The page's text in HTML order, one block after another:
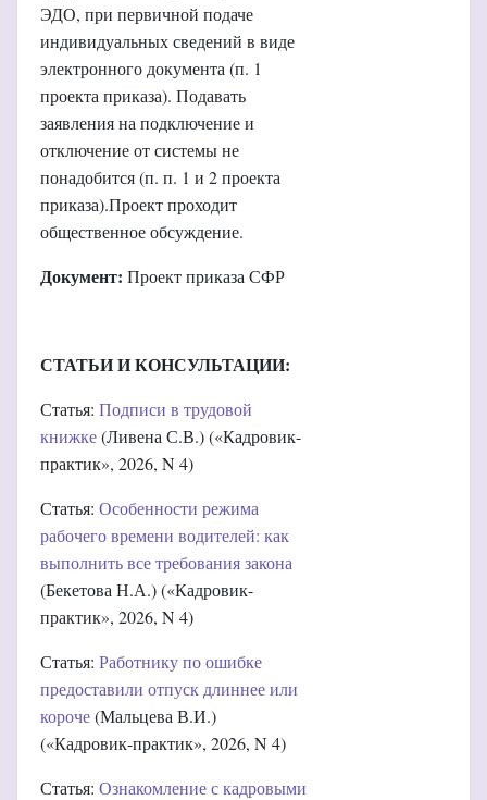
ЭДО, при первичной подаче
индивидуальных сведений в виде
электронного документа (п. 1
проекта приказа). Подавать
заявления на подключение и
отключение от системы не
понадобится (п. п. 1 и 2 проекта
приказа).Проект проходит
общественное обсуждение.
Документ: Проект приказа СФР
СТАТЬИ И КОНСУЛЬТАЦИИ:
Статья: Подписи в трудовой
книжке(Ливена С.В.) («Кадровик-
практик», 2026, N 4)
Статья: Особенности режима
рабочего времени водителей: как
выполнить все требования закона
(Бекетова Н.А.) («Кадровик-
практик», 2026, N 4)
Статья: Работнику по ошибке
предоставили отпуск длиннее или
короче(Мальцева В.И.)
(«Кадровик-практик», 2026, N 4)
Статья: Ознакомление с кадровыми